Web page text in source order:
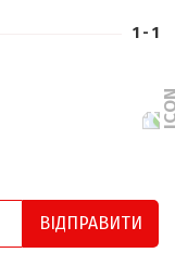
1 - 1
ВІДПРАВИТИ